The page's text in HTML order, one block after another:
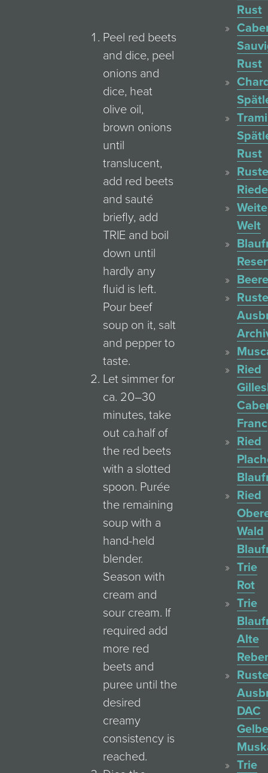
Peel red beets
and dice, peel
onions and
dice, heat
olive oil,
brown onions
until
translucent,
add red beets
and sauté
briefly, add
TRIE and boil
down until
hardly any
fluid is left.
Pour beef
soup on it, salt
and pepper to
taste.
Let simmer for
ca. 20–30
minutes, take
out ca.half of
the red beets
with a slotted
spoon. Purée
the remaining
soup with a
hand-held
blender.
Season with
cream and
sour cream. If
required add
more red
beets and
puree until the
desired
creamy
consistency is
reached.
Rust
Rust
Rust
Weite
Welt
Ried
Franc
Ried
Ried
Wald
Trie
Rot
Trie
Alte
DAC
Trie